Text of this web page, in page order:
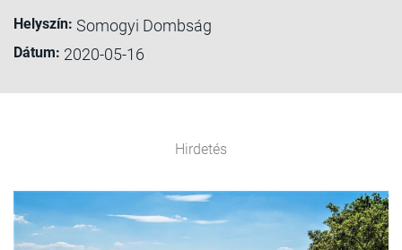
Helyszín: Somogyi Dombság
Dátum: 2020-05-16
Hirdetés